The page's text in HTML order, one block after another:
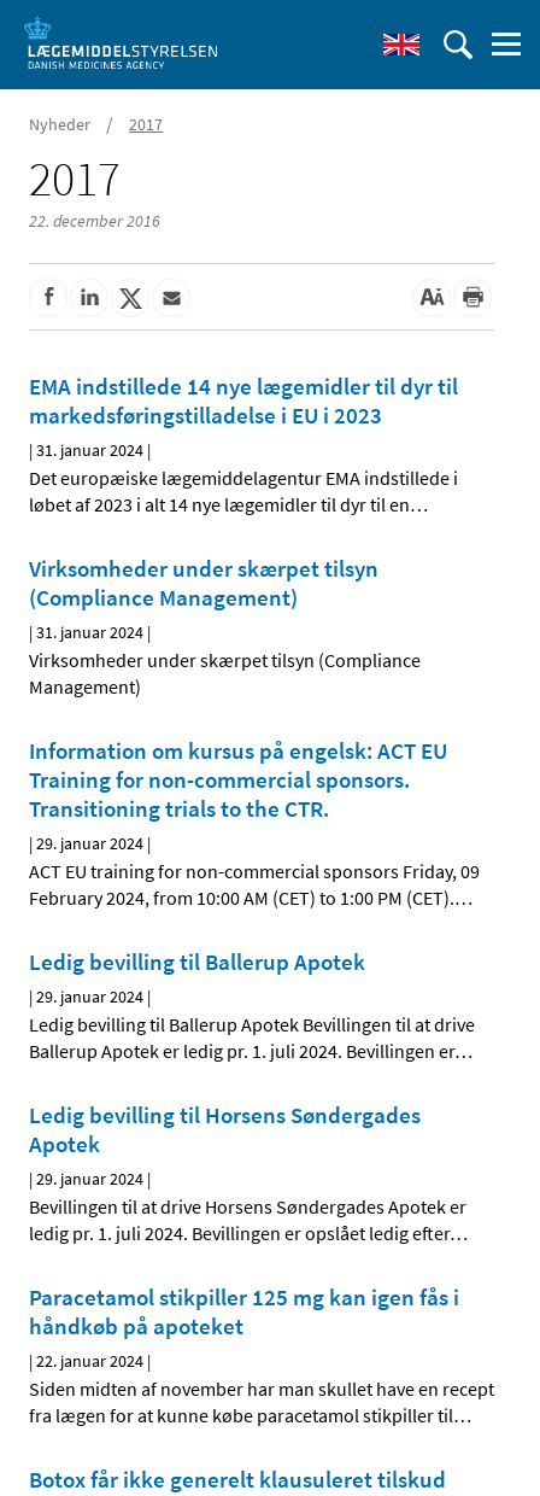
Nyheder / 2017
2017
22. december 2016
EMA indstillede 14 nye lægemidler til dyr til
markedsføringstilladelse i EU i 2023
|31. januar 2024 |
Det europæiske lægemiddelagentur EMA indstillede i
løbet af 2023 i alt 14 nye lægemidler til dyr til en…
Virksomheder under skærpet tilsyn
(Compliance Management)
|31. januar 2024 |
Virksomheder under skærpet tilsyn (Compliance
Management)
Information om kursus på engelsk: ACT EU
Training for non-commercial sponsors.
Transitioning trials to the CTR.
|29. januar 2024 |
ACT EU training for non-commercial sponsors Friday, 09
February 2024, from 10:00 AM (CET) to 1:00 PM (CET).…
Ledig bevilling til Ballerup Apotek
|29. januar 2024 |
Ledig bevilling til Ballerup Apotek Bevillingen til at drive
Ballerup Apotek er ledig pr. 1. juli 2024. Bevillingen er…
Ledig bevilling til Horsens Søndergades
Apotek
|29. januar 2024 |
Bevillingen til at drive Horsens Søndergades Apotek er
ledig pr. 1. juli 2024. Bevillingen er opslået ledig efter…
Paracetamol stikpiller 125 mg kan igen fås i
håndkøb på apoteket
|22. januar 2024 |
Siden midten af november har man skullet have en recept
fra lægen for at kunne købe paracetamol stikpiller til…
Botox får ikke generelt klausuleret tilskud